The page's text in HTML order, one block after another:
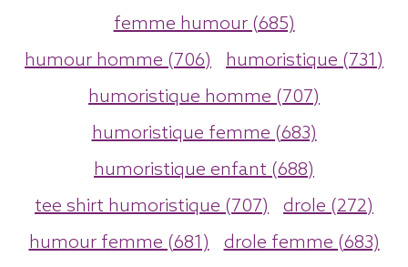
femme humour (685)
humour homme (706)
humoristique (731)
humoristique homme (707)
humoristique femme (683)
humoristique enfant (688)
tee shirt humoristique (707)
drole (272)
humour femme (681)
drole femme (683)